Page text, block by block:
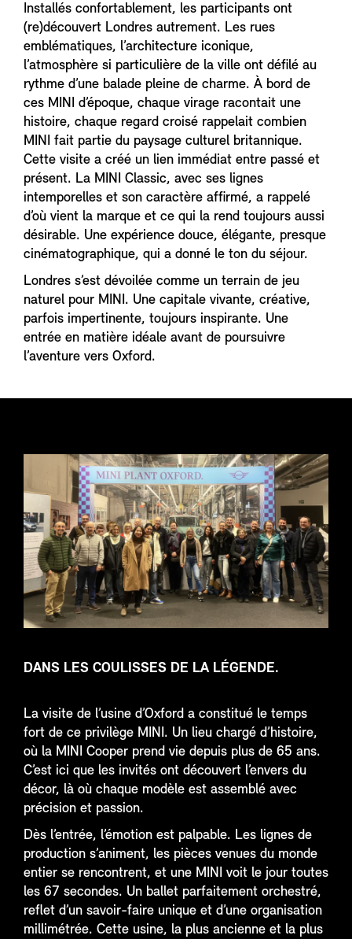
Installés confortablement, les participants ont
(re)découvert Londres autrement. Les rues
emblématiques, l’architecture iconique,
l’atmosphère si particulière de la ville ont défilé au
rythme d’une balade pleine de charme. À bord de
ces MINI d’époque, chaque virage racontait une
histoire, chaque regard croisé rappelait combien
MINI fait partie du paysage culturel britannique.
Cette visite a créé un lien immédiat entre passé et
présent. La MINI Classic, avec ses lignes
intemporelles et son caractère affirmé, a rappelé
d’où vient la marque et ce qui la rend toujours aussi
désirable. Une expérience douce, élégante, presque
cinématographique, qui a donné le ton du séjour.
Londres s’est dévoilée comme un terrain de jeu
naturel pour MINI. Une capitale vivante, créative,
parfois impertinente, toujours inspirante. Une
entrée en matière idéale avant de poursuivre
l’aventure vers Oxford.
DANS LES COULISSES DE LA LÉGENDE.
La visite de l’usine d’Oxford a constitué le temps
fort de ce privilège MINI. Un lieu chargé d’histoire,
où la MINI Cooper prend vie depuis plus de 65 ans.
C’est ici que les invités ont découvert l’envers du
décor, là où chaque modèle est assemblé avec
précision et passion.
Dès l’entrée, l’émotion est palpable. Les lignes de
production s’animent, les pièces venues du monde
entier se rencontrent, et une MINI voit le jour toutes
les 67 secondes. Un ballet parfaitement orchestré,
reflet d’un savoir-faire unique et d’une organisation
millimétrée. Cette usine, la plus ancienne et la plus